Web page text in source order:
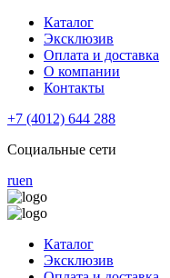
Каталог
Эксклюзив
Оплата и доставка
О компании
Контакты
+7 (4012) 644 288
Социальные сети
ruen
Каталог
Эксклюзив